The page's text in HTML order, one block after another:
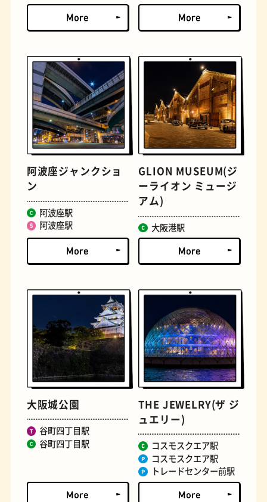
ジューススタンド たまごサンド
文房具 おにぎり
阿波座ジャンクショ
ン
阿波座駅
阿波座駅
GLION MUSEUM(ジ
ーライオン ミュージ
アム)
大阪港駅
大阪城公園
谷町四丁目駅
谷町四丁目駅
THE JEWELRY(ザ ジ
ュエリー)
コスモスクエア駅
コスモスクエア駅
トレードセンター前駅